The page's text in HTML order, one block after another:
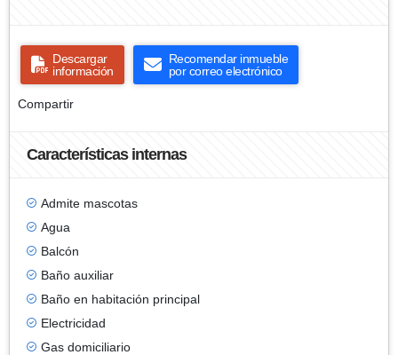
Descargar
información
Recomendar inmueble
por correo electrónico
Compartir
Características internas
Admite mascotas
Agua
Balcón
Baño auxiliar
Baño en habitación principal
Electricidad
Gas domiciliario